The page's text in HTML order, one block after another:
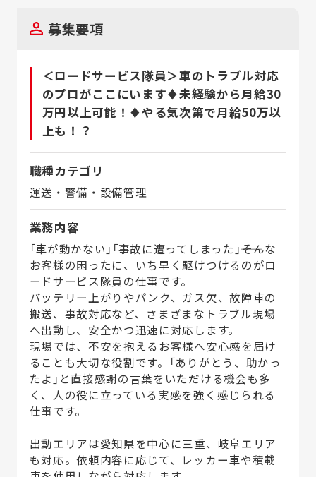
募集要項
＜ロードサービス隊員＞車のトラブル対応
のプロがここにいます♦未経験から月給30
万円以上可能！♦やる気次第で月給50万以
上も！？
職種カテゴリ
運送・警備・設備管理
業務内容
「車が動かない」「事故に遭ってしまった」――そんな
お客様の困ったに、いち早く駆けつけるのがロ
ードサービス隊員の仕事です。
バッテリー上がりやパンク、ガス欠、故障車の
搬送、事故対応など、さまざまなトラブル現場
へ出動し、安全かつ迅速に対応します。
現場では、不安を抱えるお客様へ安心感を届け
ることも大切な役割です。「ありがとう、助かっ
たよ」と直接感謝の言葉をいただける機会も多
く、人の役に立っている実感を強く感じられる
仕事です。
出動エリアは愛知県を中心に三重、岐阜エリア
も対応。依頼内容に応じて、レッカー車や積載